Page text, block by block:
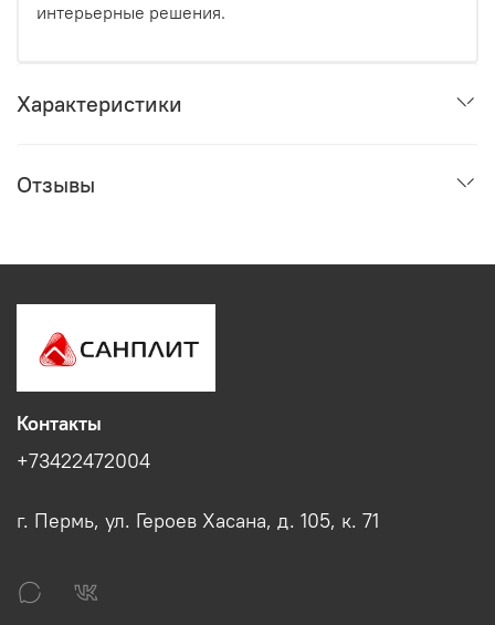
интерьерные решения.
Характеристики
Отзывы
Контакты
+73422472004
г. Пермь, ул. Героев Хасана, д. 105, к. 71